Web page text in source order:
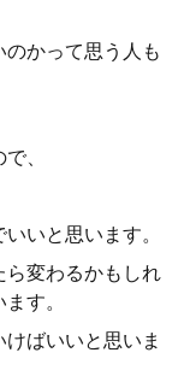
かって思う人も
、
いと思います。
ら変わるかもしれ
す。
ばいいと思いま